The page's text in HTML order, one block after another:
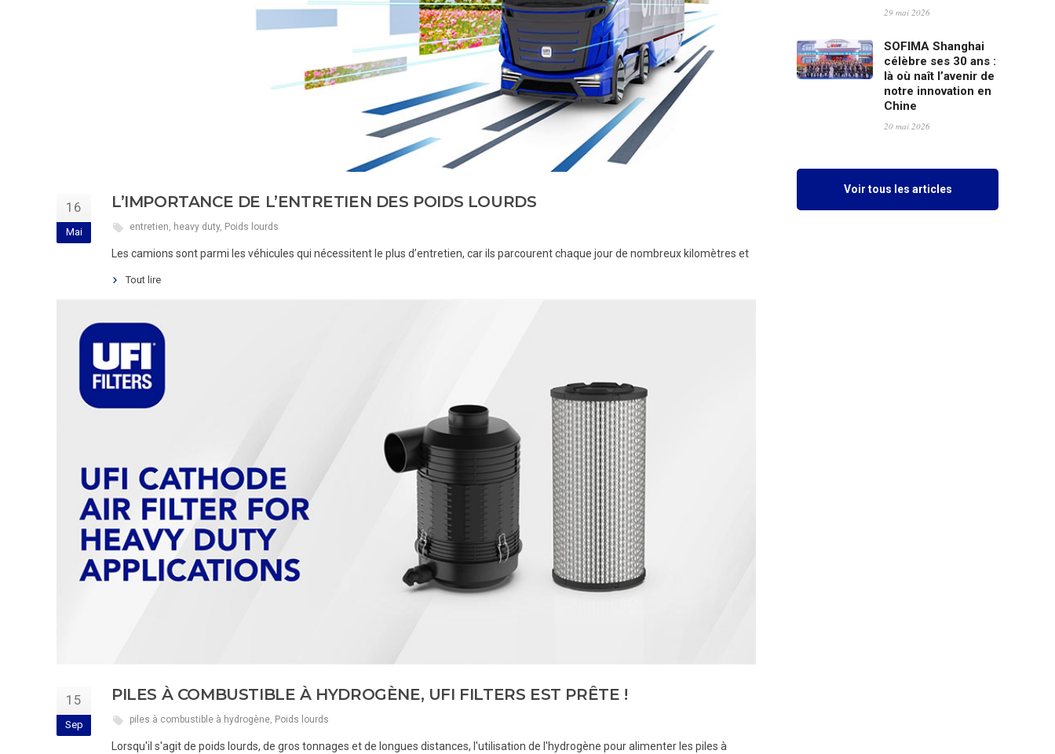
16
Mai
L’IMPORTANCE DE L’ENTRETIEN DES POIDS LOURDS
entretien, heavy duty, Poids lourds
Les camions sont parmi les véhicules qui nécessitent le plus d’entretien, car ils parcourent chaque jour de nombreux kilomètres et
Tout lire
15
Sep
PILES À COMBUSTIBLE À HYDROGÈNE, UFI FILTERS EST PRÊTE !
piles à combustible à hydrogène, Poids lourds
Lorsqu'il s'agit de poids lourds, de gros tonnages et de longues distances, l'utilisation de l'hydrogène pour alimenter les piles à
29 mai 2026
SOFIMA Shanghai
célèbre ses 30 ans :
là où naît l’avenir de
notre innovation en
Chine
20 mai 2026
Voir tous les articles